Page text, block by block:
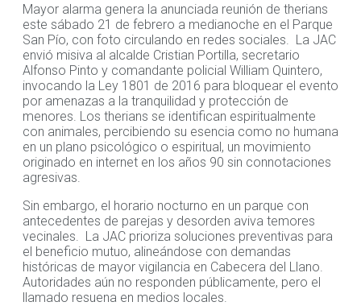
Mayor alarma genera la anunciada reunión de therians
este sábado 21 de febrero a medianoche en el Parque
San Pío, con foto circulando en redes sociales. La JAC
envió misiva al alcalde Cristian Portilla, secretario
Alfonso Pinto y comandante policial William Quintero,
invocando la Ley 1801 de 2016 para bloquear el evento
por amenazas a la tranquilidad y protección de
menores. Los therians se identifican espiritualmente
con animales, percibiendo su esencia como no humana
en un plano psicológico o espiritual, un movimiento
originado en internet en los años 90 sin connotaciones
agresivas.
Sin embargo, el horario nocturno en un parque con
antecedentes de parejas y desorden aviva temores
vecinales. La JAC prioriza soluciones preventivas para
el beneficio mutuo, alineándose con demandas
históricas de mayor vigilancia en Cabecera del Llano.
Autoridades aún no responden públicamente, pero el
llamado resuena en medios locales.